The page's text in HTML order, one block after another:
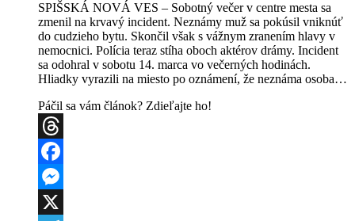
SPIŠSKÁ NOVÁ VES – Sobotný večer v centre mesta sa
zmenil na krvavý incident. Neznámy muž sa pokúsil vniknúť
do cudzieho bytu. Skončil však s vážnym zranením hlavy v
nemocnici. Polícia teraz stíha oboch aktérov drámy. Incident
sa odohral v sobotu 14. marca vo večerných hodinách.
Hliadky vyrazili na miesto po oznámení, že neznáma osoba…
Páčil sa vám článok? Zdieľajte ho!
Threads
Facebook
Messenger